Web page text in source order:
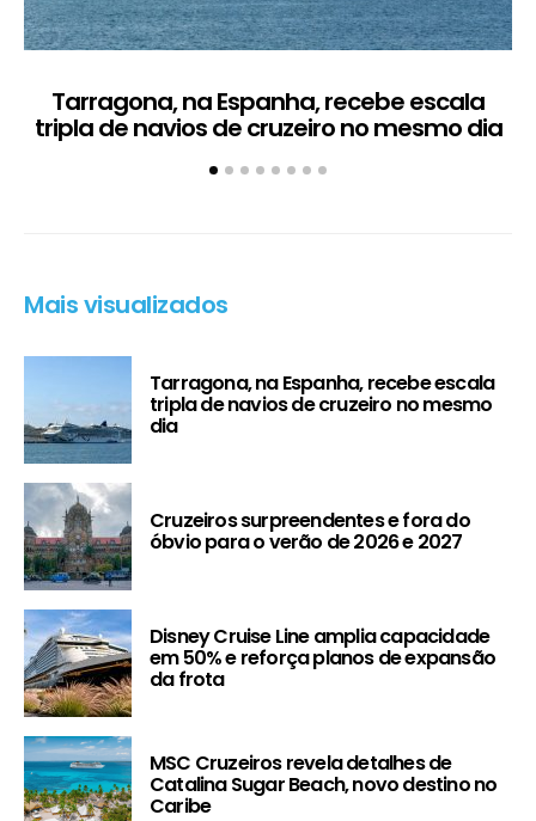
Tarragona, na Espanha, recebe escala
tripla de navios de cruzeiro no mesmo dia
Mais visualizados
Tarragona, na Espanha, recebe escala
tripla de navios de cruzeiro no mesmo
dia
Cruzeiros surpreendentes e fora do
óbvio para o verão de 2026 e 2027
Disney Cruise Line amplia capacidade
em 50% e reforça planos de expansão
da frota
MSC Cruzeiros revela detalhes de
Catalina Sugar Beach, novo destino no
Caribe